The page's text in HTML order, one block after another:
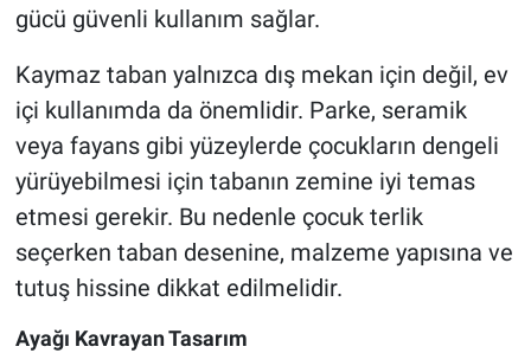
gücü güvenli kullanım sağlar.
Kaymaz taban yalnızca dış mekan için değil, ev
içi kullanımda da önemlidir. Parke, seramik
veya fayans gibi yüzeylerde çocukların dengeli
yürüyebilmesi için tabanın zemine iyi temas
etmesi gerekir. Bu nedenle çocuk terlik
seçerken taban desenine, malzeme yapısına ve
tutuş hissine dikkat edilmelidir.
Ayağı Kavrayan Tasarım